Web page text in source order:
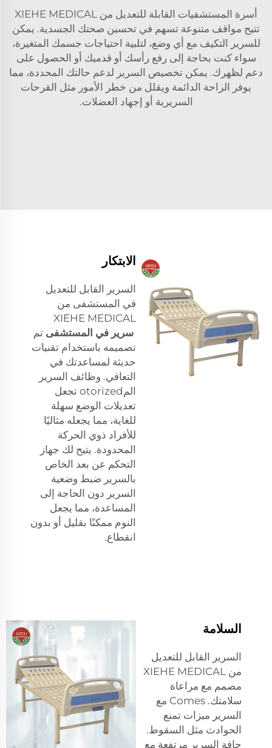
أسرة المستشفيات القابلة للتعديل من XIEHE MEDICAL
تتيح مواقف متنوعة تسهم في تحسين صحتك الجسدية. يمكن
للسرير التكيف مع أي وضع، لتلبية احتياجات جسمك المتغيرة،
سواء كنت بحاجة إلى رفع رأسك أو قدميك أو الحصول على
دعم لظهرك. يمكن تخصيص السرير لدعم حالتك المحددة، مما
يوفر الراحة الدائمة ويقلل من خطر الأمور مثل القرحات
السريرية أو إجهاد العضلات.
الابتكار
السرير القابل للتعديل
في المستشفى من
XIEHE MEDICAL
سرير في المستشفى تم
تصميمه باستخدام تقنيات
حديثة لمساعدتك في
التعافي. وظائف السرير
المotorized تجعل
تعديلات الوضع سهلة
للغاية، مما يجعله مثاليًا
للأفراد ذوي الحركة
المحدودة. يتيح لك جهاز
التحكم عن بعد الخاص
بالسرير ضبط وضعية
السرير دون الحاجة إلى
المساعدة، مما يجعل
النوم ممكنًا بقليل أو بدون
انقطاع.
السلامة
السرير القابل للتعديل
من XIEHE MEDICAL
مصمم مع مراعاة
سلامتك. Comes مع
السرير ميزات تمنع
الحوادث مثل السقوط.
حافة السرير مرتفعة مع